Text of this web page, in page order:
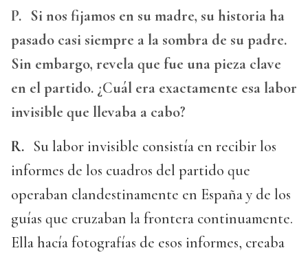
P. Si nos fijamos en su madre, su historia ha
pasado casi siempre a la sombra de su padre.
Sin embargo, revela que fue una pieza clave
en el partido. ¿Cuál era exactamente esa labor
invisible que llevaba a cabo?
R. Su labor invisible consistía en recibir los
informes de los cuadros del partido que
operaban clandestinamente en España y de los
guías que cruzaban la frontera continuamente.
Ella hacía fotografías de esos informes, creaba